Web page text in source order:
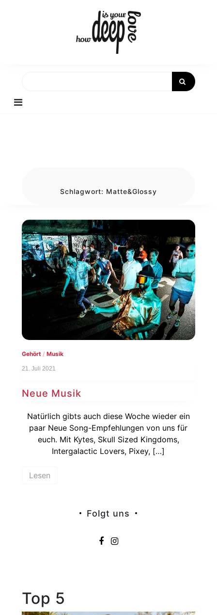
Schlagwort: Matte&Glossy
Gehört/ Musik
21. Juli 2021
Neue Musik
Natürlich gibts auch diese Woche wieder ein
paar Neue Song-Empfehlungen von uns für
euch. Mit Kytes, Skull Sized Kingdoms,
Intergalactic Lovers, Pixey, […]
Lesen
Folgt uns
Top 5